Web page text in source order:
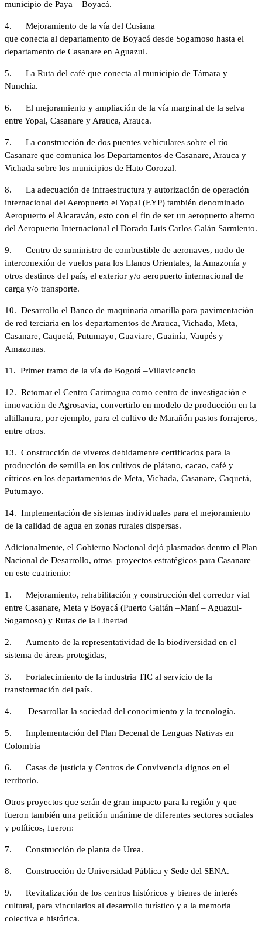
municipio de Paya – Boyacá.
4. Mejoramiento de la vía del Cusiana
que conecta al departamento de Boyacá desde Sogamoso hasta el
departamento de Casanare en Aguazul.
5. La Ruta del café que conecta al municipio de Támara y
Nunchía.
6. El mejoramiento y ampliación de la vía marginal de la selva
entre Yopal, Casanare y Arauca, Arauca.
7. La construcción de dos puentes vehiculares sobre el río
Casanare que comunica los Departamentos de Casanare, Arauca y
Vichada sobre los municipios de Hato Corozal.
8. La adecuación de infraestructura y autorización de operación
internacional del Aeropuerto el Yopal (EYP) también denominado
Aeropuerto el Alcaraván, esto con el fin de ser un aeropuerto alterno
del Aeropuerto Internacional el Dorado Luis Carlos Galán Sarmiento.
9. Centro de suministro de combustible de aeronaves, nodo de
interconexión de vuelos para los Llanos Orientales, la Amazonía y
otros destinos del país, el exterior y/o aeropuerto internacional de
carga y/o transporte.
10. Desarrollo el Banco de maquinaria amarilla para pavimentación
de red terciaria en los departamentos de Arauca, Vichada, Meta,
Casanare, Caquetá, Putumayo, Guaviare, Guainía, Vaupés y
Amazonas.
11. Primer tramo de la vía de Bogotá –Villavicencio
12. Retomar el Centro Carimagua como centro de investigación e
innovación de Agrosavia, convertirlo en modelo de producción en la
altillanura, por ejemplo, para el cultivo de Marañón pastos forrajeros,
entre otros.
13. Construcción de viveros debidamente certificados para la
producción de semilla en los cultivos de plátano, cacao, café y
cítricos en los departamentos de Meta, Vichada, Casanare, Caquetá,
Putumayo.
14. Implementación de sistemas individuales para el mejoramiento
de la calidad de agua en zonas rurales dispersas.
Adicionalmente, el Gobierno Nacional dejó plasmados dentro el Plan
Nacional de Desarrollo, otros proyectos estratégicos para Casanare
en este cuatrienio:
1. Mejoramiento, rehabilitación y construcción del corredor vial
entre Casanare, Meta y Boyacá (Puerto Gaitán –Maní – Aguazul-
Sogamoso) y Rutas de la Libertad
2. Aumento de la representatividad de la biodiversidad en el
sistema de áreas protegidas,
3. Fortalecimiento de la industria TIC al servicio de la
transformación del país.
4. Desarrollar la sociedad del conocimiento y la tecnología.
5. Implementación del Plan Decenal de Lenguas Nativas en
Colombia
6. Casas de justicia y Centros de Convivencia dignos en el
territorio.
Otros proyectos que serán de gran impacto para la región y que
fueron también una petición unánime de diferentes sectores sociales
y políticos, fueron:
7. Construcción de planta de Urea.
8. Construcción de Universidad Pública y Sede del SENA.
9. Revitalización de los centros históricos y bienes de interés
cultural, para vincularlos al desarrollo turístico y a la memoria
colectiva e histórica.